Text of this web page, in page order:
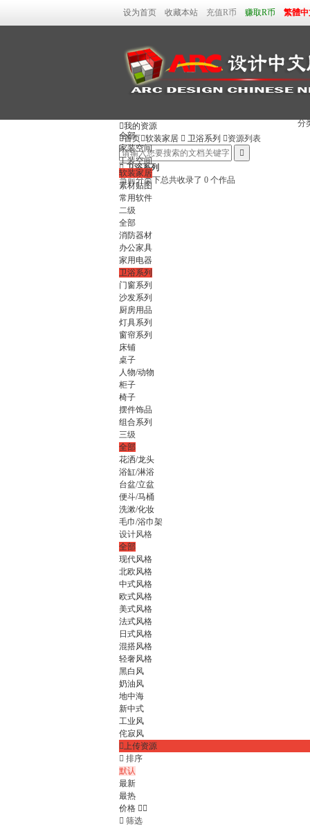
设为首页 收藏本站 充值R币 赚取R币 繁體中
我的资源
首页软装家居  卫浴系列 资源列表

卫浴系列
当前分类下总共收录了 0 个作品
分
全部
家装空间
工装空间
软装家居
素材贴图
常用软件
二级
全部
消防器材
办公家具
家用电器
卫浴系列
门窗系列
沙发系列
厨房用品
灯具系列
窗帘系列
床铺
桌子
人物/动物
柜子
椅子
摆件饰品
组合系列
三级
全部
花洒/龙头
浴缸/淋浴
台盆/立盆
便斗/马桶
洗漱/化妆
毛巾/浴巾架
设计风格
全部
现代风格
北欧风格
中式风格
欧式风格
美式风格
法式风格
日式风格
混搭风格
轻奢风格
黑白风
奶油风
地中海
新中式
工业风
侘寂风
上传资源
 排序
默认
最新
最热
价格 
 筛选